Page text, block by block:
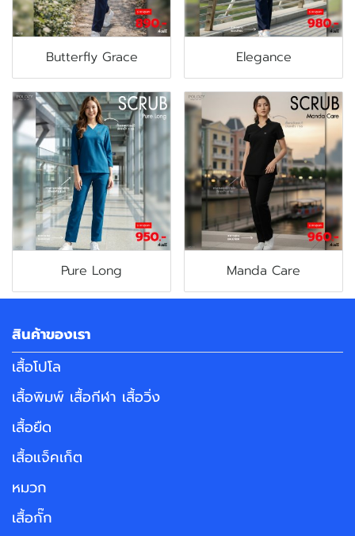
Butterfly Grace Elegance
Pure Long Manda Care
สินค้าของเรา
เสื้อโปโล
เสื้อพิมพ์ เสื้อกีฬา เสื้อวิ่ง
เสื้อยืด
เสื้อแจ็คเก็ต
หมวก
เสื้อกั๊ก